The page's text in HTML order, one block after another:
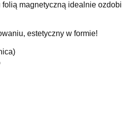
magnetyczną idealnie ozdobi
estetyczny w formie!